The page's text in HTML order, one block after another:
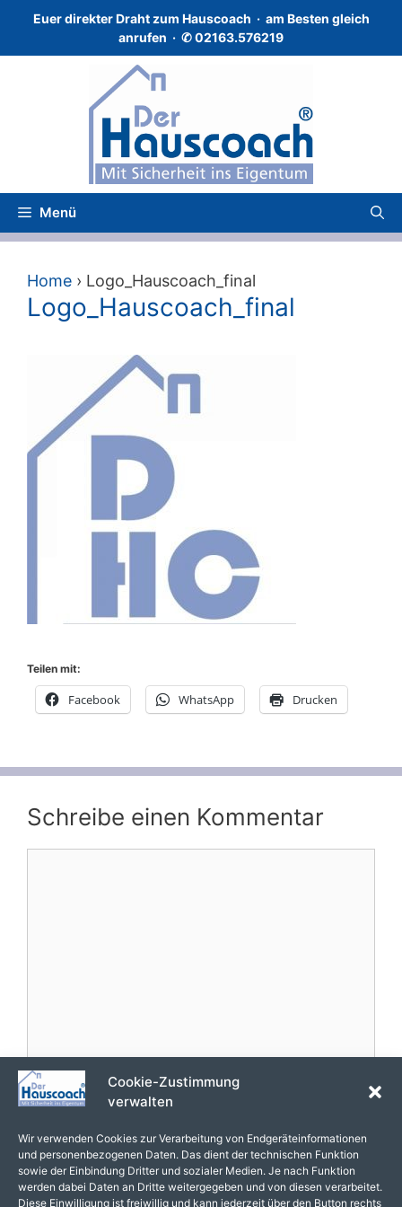
Cookie-Zustimmung
verwalten
Wir verwenden Cookies zur Verarbeitung von Endgeräteinformationen
und personenbezogenen Daten. Das dient der technischen Funktion
sowie der Einbindung Dritter und sozialer Medien. Je nach Funktion
werden dabei Daten an Dritte weitergegeben und von diesen verarbeitet.
Diese Einwilligung ist freiwillig und kann jederzeit über den Button rechts
springen
Euer direkter Draht zum Hauscoach · am Besten gleich
anrufen · ✆02163.576219
Menü
Home › Logo_Hauscoach_final
Logo_Hauscoach_final
Teilen mit:
Facebook WhatsApp Drucken
Schreibe einen Kommentar
Name
E-
Mail-
Adresse
Website